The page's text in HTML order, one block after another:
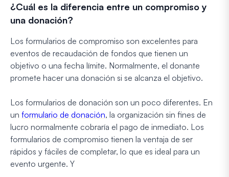
¿Cuál es la diferencia entre un compromiso y
una donación?
Los formularios de compromiso son excelentes para
eventos de recaudación de fondos que tienen un
objetivo o una fecha límite. Normalmente, el donante
promete hacer una donación si se alcanza el objetivo.
Los formularios de donación son un poco diferentes. En
un formulario de donación, la organización sin fines de
lucro normalmente cobraría el pago de inmediato. Los
formularios de compromiso tienen la ventaja de ser
rápidos y fáciles de completar, lo que es ideal para un
evento urgente. Y